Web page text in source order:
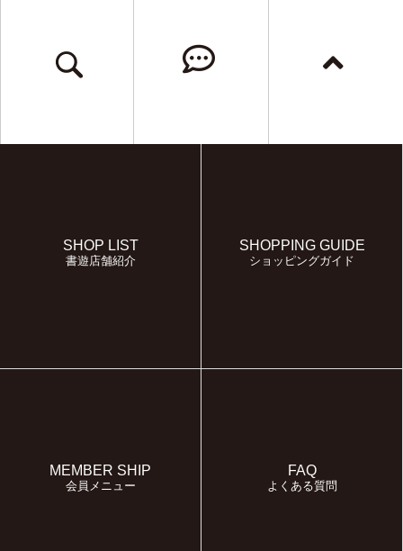
SHOP LIST
書遊店舗紹介
SHOPPING GUIDE
ショッピングガイド
MEMBER SHIP
会員メニュー
FAQ
よくある質問